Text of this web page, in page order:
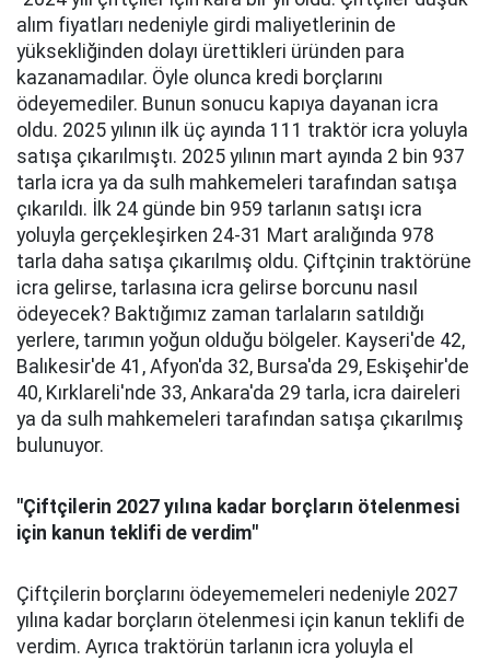
alım fiyatları nedeniyle girdi maliyetlerinin de
yüksekliğinden dolayı ürettikleri üründen para
kazanamadılar. Öyle olunca kredi borçlarını
ödeyemediler. Bunun sonucu kapıya dayanan icra
oldu. 2025 yılının ilk üç ayında 111 traktör icra yoluyla
satışa çıkarılmıştı. 2025 yılının mart ayında 2 bin 937
tarla icra ya da sulh mahkemeleri tarafından satışa
çıkarıldı. İlk 24 günde bin 959 tarlanın satışı icra
yoluyla gerçekleşirken 24-31 Mart aralığında 978
tarla daha satışa çıkarılmış oldu. Çiftçinin traktörüne
icra gelirse, tarlasına icra gelirse borcunu nasıl
ödeyecek? Baktığımız zaman tarlaların satıldığı
yerlere, tarımın yoğun olduğu bölgeler. Kayseri'de 42,
Balıkesir'de 41, Afyon'da 32, Bursa'da 29, Eskişehir'de
40, Kırklareli'nde 33, Ankara'da 29 tarla, icra daireleri
ya da sulh mahkemeleri tarafından satışa çıkarılmış
bulunuyor.
"Çiftçilerin 2027 yılına kadar borçların ötelenmesi
için kanun teklifi de verdim"
Çiftçilerin borçlarını ödeyememeleri nedeniyle 2027
yılına kadar borçların ötelenmesi için kanun teklifi de
verdim. Ayrıca traktörün tarlanın icra yoluyla el